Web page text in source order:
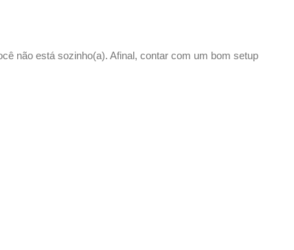
não está sozinho(a). Afinal, contar com um bom setup